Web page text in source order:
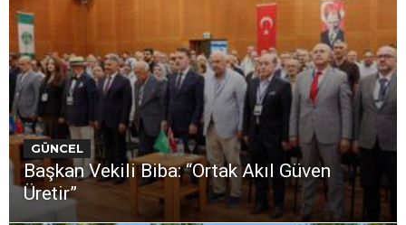
GÜNCEL
Başkan Vekili Biba: “Ortak Akıl Güven
Üretir”